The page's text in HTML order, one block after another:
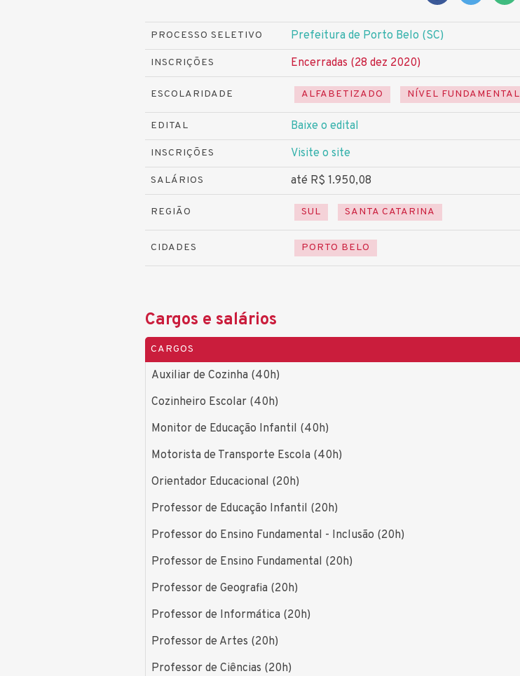
PROCESSO SELETIVO Prefeitura de Porto Belo (SC)
INSCRIÇÕES Encerradas (28 dez 2020)
ESCOLARIDADE ALFABETIZADO NÍVEL FUNDAMENTAL
EDITAL Baixe o edital
INSCRIÇÕES Visite o site
SALÁRIOS até R$ 1.950,08
REGIÃO SUL SANTA CATARINA
CIDADES PORTO BELO
Cargos e salários
CARGOS
Auxiliar de Cozinha (40h)
Cozinheiro Escolar (40h)
Monitor de Educação Infantil (40h)
Motorista de Transporte Escola (40h)
Orientador Educacional (20h)
Professor de Educação Infantil (20h)
Professor do Ensino Fundamental - Inclusão (20h)
Professor de Ensino Fundamental (20h)
Professor de Geografia (20h)
Professor de Informática (20h)
Professor de Artes (20h)
Professor de Ciências (20h)